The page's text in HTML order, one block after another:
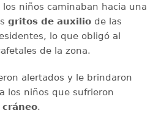
niños caminaban hacia una
gritos de auxiliode las
lo que obligó al
de la zona.
alertados y le brindaron
los niños que sufrieron
.